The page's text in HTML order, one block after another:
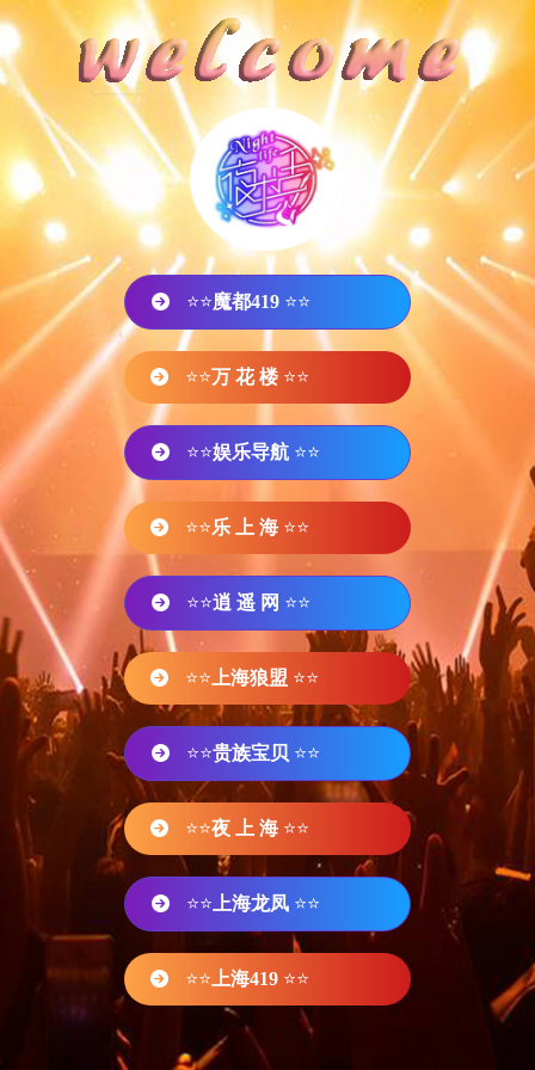
⭐⭐魔都419 ⭐⭐
⭐⭐万 花 楼 ⭐⭐
⭐⭐娱乐导航 ⭐⭐
⭐⭐乐 上 海 ⭐⭐
⭐⭐逍 遥 网 ⭐⭐
⭐⭐ 上海狼盟 ⭐⭐
⭐⭐贵族宝贝 ⭐⭐
⭐⭐夜 上 海 ⭐⭐
⭐⭐ 上海龙凤 ⭐⭐
⭐⭐ 上海419 ⭐⭐